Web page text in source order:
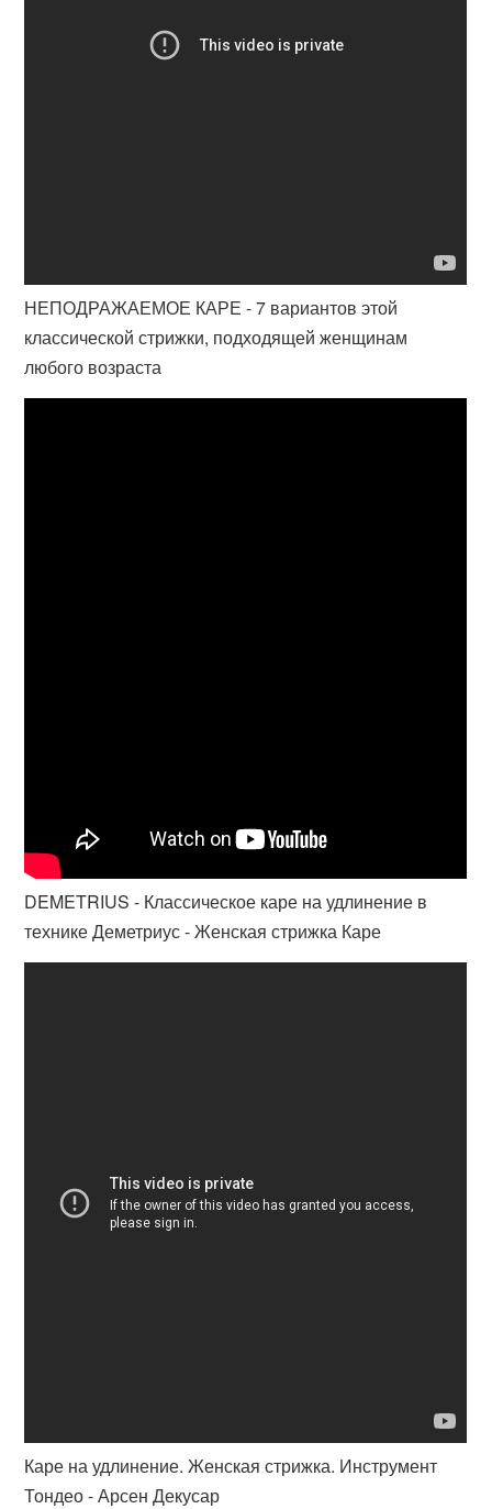
НЕПОДРАЖАЕМОЕ КАРЕ - 7 вариантов этой
классической стрижки, подходящей женщинам
любого возраста
DEMETRIUS - Классическое каре на удлинение в
технике Деметриус - Женская стрижка Каре
Каре на удлинение. Женская стрижка. Инструмент
Тондео - Арсен Декусар